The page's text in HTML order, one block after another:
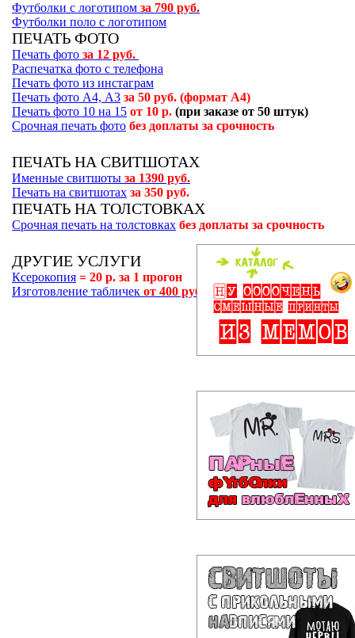
Футболки с логотипом за 790 руб.
Футболки поло с логотипом
ПЕЧАТЬ ФОТО
Печать фото за 12 руб.
Распечатка фото с телефона
Печать фото из инстаграм
Печать фото А4, А3 за 50 руб. (формат А4)
Печать фото 10 на 15 от 10 р. (при заказе от 50 штук)
Срочная печать фото без доплаты за срочность
ПЕЧАТЬ НА СВИТШОТАХ
Именные свитшоты за 1390 руб.
Печать на свитшотах за 350 руб.
ПЕЧАТЬ НА ТОЛСТОВКАХ
Срочная печать на толстовках без доплаты за срочность
ДРУГИЕ УСЛУГИ
Ксерокопия = 20 р. за 1 прогон
Изготовление табличек от 400 руб.